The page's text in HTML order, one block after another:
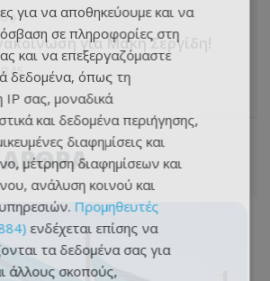
για Μάκη Σεργίδη!
ΑΡΘΡΑ
για να αποθηκεύουμε και να
σε πληροφορίες στη
και να επεξεργαζόμαστε
δεδομένα, όπως τη
IP σας, μοναδικά
και δεδομένα περιήγησης,
διαφημίσεις και
μέτρηση διαφημίσεων και
ανάλυση κοινού και
Προμηθευτές
ενδέχεται επίσης να
τα δεδομένα σας για
άλλους σκοπούς,